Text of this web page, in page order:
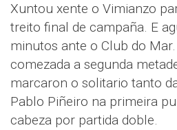
Xuntou xente o Vimianzo
treito final de campaña. E
minutos ante o Club do
comezada a segunda
marcaron o solitario tanto
Pablo Piñeiro na primeira
cabeza por partida doble.